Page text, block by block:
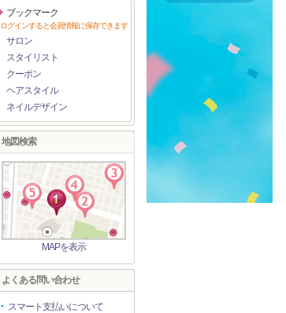
ブックマーク
ログインすると会員情報に保存できます
サロン
スタイリスト
クーポン
ヘアスタイル
ネイルデザイン
地図検索
MAPを表示
よくある問い合わせ
スマート支払いについて